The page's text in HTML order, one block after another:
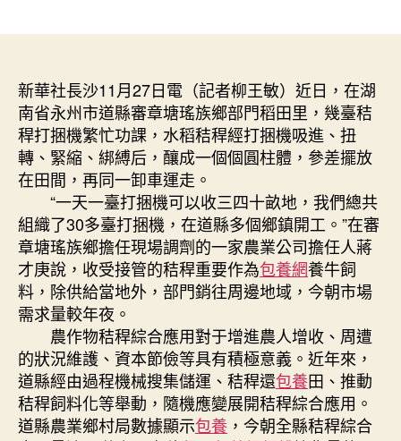
期
“草
垛
垛”
變
“噴
餑
餑”
查
包
養
網
得
_
中
國
網〉
新華社長沙11月27日電（記者柳王敏）近日，在湖
南省永州市道縣審章塘瑤族鄉部門稻田里，幾臺秸
稈打捆機繁忙功課，水稻秸稈經打捆機吸進、扭
轉、緊縮、綁縛后，釀成一個個圓柱體，參差擺放
在田間，再同一卸車運走。
“一天一臺打捆機可以收三四十畝地，我們總共
組織了30多臺打捆機，在道縣多個鄉鎮開工。”在審
章塘瑤族鄉擔任現場調劑的一家農業公司擔任人蔣
才庚說，收受接管的秸稈重要作為包養網養牛飼
料，除供給當地外，部門銷往周邊地域，今朝市場
需求量較年夜。
農作物秸稈綜合應用對于增進農人增收、周遭
的狀況維護、資本節儉等具有積極意義。近年來，
道縣經由過程機械搜集儲運、秸稈還包養田、推動
秸稈飼料化等舉動，隨機應變展開秸稈綜合應用。
道縣農業鄉村局數據顯示包養 ，今朝全縣秸稈綜合